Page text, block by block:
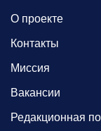
О проекте
Контакты
Миссия
Вакансии
Редакционная